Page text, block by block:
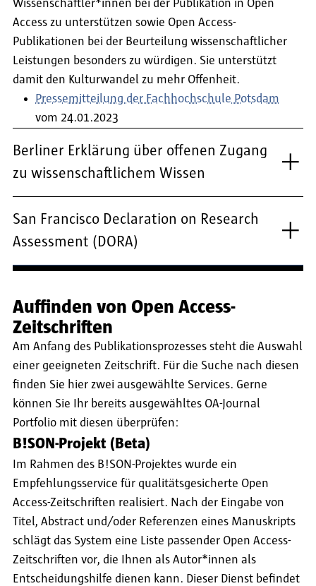
Wissenschaftler*innen bei der Publikation in Open
Access zu unterstützen sowie Open Access-
Publikationen bei der Beurteilung wissenschaftlicher
Leistungen besonders zu würdigen. Sie unterstützt
damit den Kulturwandel zu mehr Offenheit.
Pressemitteilung der Fachhochschule Potsdam
vom 24.01.2023
Berliner Erklärung über offenen Zugang
zu wissenschaftlichem Wissen
San Francisco Declaration on Research
Assessment (DORA)
Auffinden von Open Access-
Zeitschriften
Am Anfang des Publikationsprozesses steht die Auswahl
einer geeigneten Zeitschrift. Für die Suche nach diesen
finden Sie hier zwei ausgewählte Services. Gerne
können Sie Ihr bereits ausgewähltes OA-Journal
Portfolio mit diesen überprüfen:
B!SON-Projekt (Beta)
Im Rahmen des B!SON-Projektes wurde ein
Empfehlungsservice für qualitätsgesicherte Open
Access-Zeitschriften realisiert. Nach der Eingabe von
Titel, Abstract und/oder Referenzen eines Manuskripts
schlägt das System eine Liste passender Open Access-
Zeitschriften vor, die Ihnen als Autor*innen als
Entscheidungshilfe dienen kann. Dieser Dienst befindet